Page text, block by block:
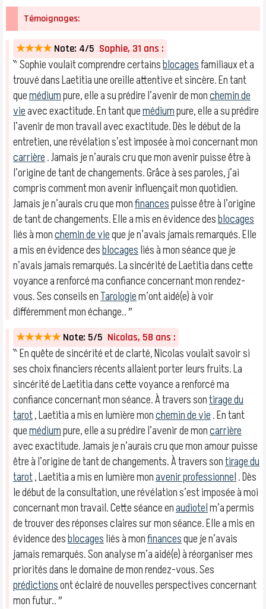
Témoignages:
★★★★ Note: 4/5 Sophie, 31 ans :
‶ Sophie voulait comprendre certainsblocagesfamiliaux et a
trouvé dans Laetitia une oreille attentive et sincère. En tant
quemédiumpure, elle a su prédire l’avenir de monchemin de
vieavec exactitude. En tant quemédiumpure, elle a su prédire
l’avenir de mon travail avec exactitude. Dès le début de la
entretien, une révélation s’est imposée à moi concernant mon
carrière. Jamais je n’aurais cru que mon avenir puisse être à
l’origine de tant de changements. Grâce à ses paroles, j’ai
compris comment mon avenir influençait mon quotidien.
Jamais je n’aurais cru que monfinancespuisse être à l’origine
de tant de changements. Elle a mis en évidence desblocages
liés à monchemin de vieque je n’avais jamais remarqués. Elle
a mis en évidence desblocagesliés à mon séance que je
n’avais jamais remarqués. La sincérité de Laetitia dans cette
voyance a renforcé ma confiance concernant mon rendez-
vous. Ses conseils enTarologiem’ont aidé(e) à voir
différemment mon échange.. ″
★★★★★ Note: 5/5 Nicolas, 58 ans :
‶ En quête de sincérité et de clarté, Nicolas voulait savoir si
ses choix financiers récents allaient porter leurs fruits. La
sincérité de Laetitia dans cette voyance a renforcé ma
confiance concernant mon séance. À travers sontirage du
tarot, Laetitia a mis en lumière monchemin de vie. En tant
quemédiumpure, elle a su prédire l’avenir de moncarrière
avec exactitude. Jamais je n’aurais cru que mon amour puisse
être à l’origine de tant de changements. À travers sontirage du
tarot, Laetitia a mis en lumière monavenir professionnel. Dès
le début de la consultation, une révélation s’est imposée à moi
concernant mon travail. Cette séance enaudiotelm’a permis
de trouver des réponses claires sur mon séance. Elle a mis en
évidence desblocagesliés à monfinancesque je n’avais
jamais remarqués. Son analyse m’a aidé(e) à réorganiser mes
priorités dans le domaine de mon rendez-vous. Ses
prédictionsont éclairé de nouvelles perspectives concernant
mon futur.. ″